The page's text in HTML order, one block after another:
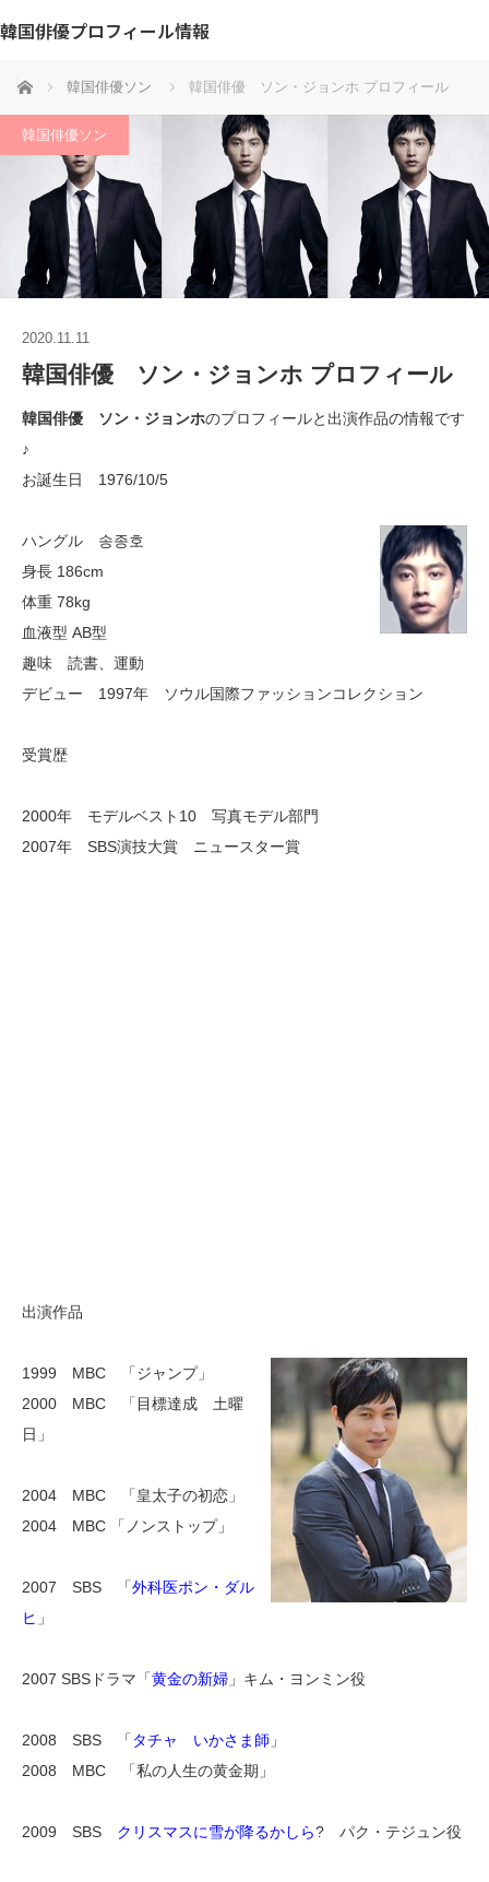
韓国俳優プロフィール情報
ホーム 韓国俳優ソン 韓国俳優 ソン・ジョンホ プロフィール
韓国俳優ソン
2020.11.11
韓国俳優 ソン・ジョンホ プロフィール
韓国俳優 ソン・ジョンホのプロフィールと出演作品の情報です
♪
お誕生日 1976/10/5
ハングル 송종호
身長 186cm
体重 78kg
血液型 AB型
趣味 読書、運動
デビュー 1997年 ソウル国際ファッションコレクション
受賞歴
2000年 モデルベスト10 写真モデル部門
2007年 SBS演技大賞 ニュースター賞
出演作品
1999 MBC 「ジャンプ」
2000 MBC 「目標達成 土曜
日」
2004 MBC 「皇太子の初恋」
2004 MBC 「ノンストップ」
2007 SBS 「外科医ポン・ダル
ヒ 」
2007 SBSドラマ「黄金の新婦 」キム・ヨンミン役
2008 SBS 「 タチャ いかさま師 」
2008 MBC 「私の人生の黄金期」
2009 SBS クリスマスに雪が降るかしら? パク・テジュン役